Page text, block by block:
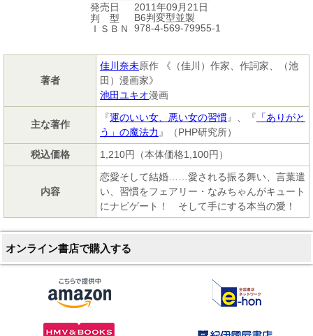
発売日
2011年09月21日
判 型
B6判変型並製
ＩＳＢＮ
978-4-569-79955-1
著者
佳川奈未原作 《（佳川）作家、作詞家、（池
田）漫画家》
池田ユキオ漫画
主な著作
『運のいい女、悪い女の習慣』、『 「ありがと
う」の魔法力 』（PHP研究所）
税込価格
1,210円（本体価格1,100円）
内容
恋愛そして結婚……愛される振る舞い、言葉遣
い、習慣をフェアリー・なみちゃんがキュート
にナビゲート！ そして手にする本当の愛！
オンライン書店で購入する